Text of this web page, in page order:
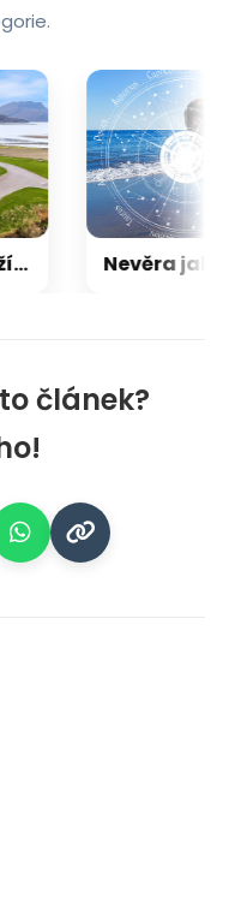
článek?
je k mání pohádkové sídlo